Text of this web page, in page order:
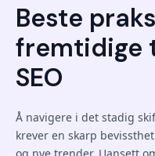
Beste
fremtidige
SEO
Å navigere i det stadig
krever en skarp
og nye trender. Uansett